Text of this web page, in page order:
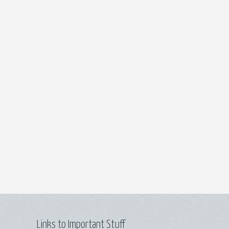
Links to Important Stuff